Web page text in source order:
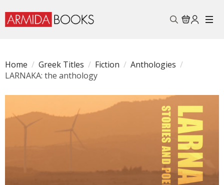
Home
Greek Titles Fiction
Anthologies
LARNAKA: the anthology